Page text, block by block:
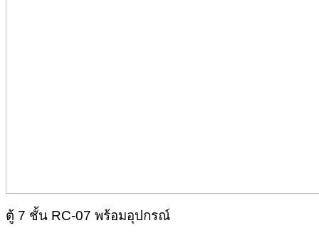
ตู้ 7 ชั้น RC-07 พร้อมอุปกรณ์